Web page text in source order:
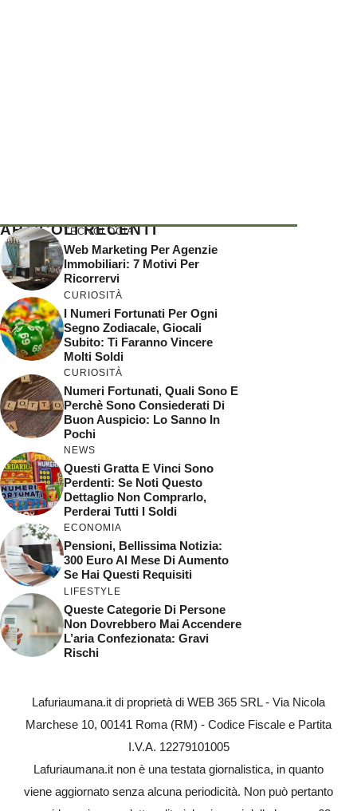
ARTICOLI RECENTI
TECNOLOGIA
Web Marketing Per Agenzie
Immobiliari: 7 Motivi Per
Ricorrervi
CURIOSITÀ
I Numeri Fortunati Per Ogni
Segno Zodiacale, Giocali
Subito: Ti Faranno Vincere
Molti Soldi
CURIOSITÀ
Numeri Fortunati, Quali Sono E
Perchè Sono Consiederati Di
Buon Auspicio: Lo Sanno In
Pochi
NEWS
Questi Gratta E Vinci Sono
Perdenti: Se Noti Questo
Dettaglio Non Comprarlo,
Perderai Tutti I Soldi
ECONOMIA
Pensioni, Bellissima Notizia:
300 Euro Al Mese Di Aumento
Se Hai Questi Requisiti
LIFESTYLE
Queste Categorie Di Persone
Non Dovrebbero Mai Accendere
L’aria Confezionata: Gravi
Rischi
Lafuriaumana.it di proprietà di WEB 365 SRL - Via Nicola
Marchese 10, 00141 Roma (RM) - Codice Fiscale e Partita
I.V.A. 12279101005
Lafuriaumana.it non è una testata giornalistica, in quanto
viene aggiornato senza alcuna periodicità. Non può pertanto